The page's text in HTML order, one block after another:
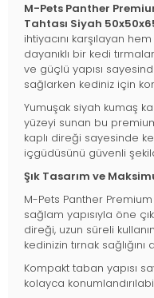
M-Pets Panther
Tahtası Siyah
ihtiyacını karşılayan
dayanıklı bir kedi
ve güçlü yapısı
sağlarken kediniz için
Yumuşak siyah kumaş
yüzeyi sunan bu
kaplı direği sayesinde
içgüdüsünü güvenli
Şık Tasarım ve
M-Pets Panther
sağlam yapısıyla öne
direği, uzun süreli
kedinizin tırnak sağlığını
Kompakt taban yapısı
kolayca